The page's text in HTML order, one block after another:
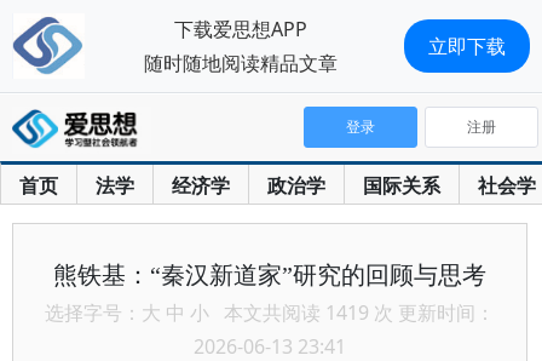
首页 法学 经济学 政治学 国际关系 社会学
登录 注册
熊铁基：“秦汉新道家”研究的回顾与思考
选择字号： 大 中 小 本文共阅读 1419 次 更新时间：
2026-06-13 23:41
下载爱思想APP
随时随地阅读精品文章
立即下载